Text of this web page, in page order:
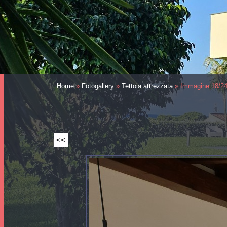
Home» Fotogallery» Tettoia attrezzata» Immagine 18/24
<<